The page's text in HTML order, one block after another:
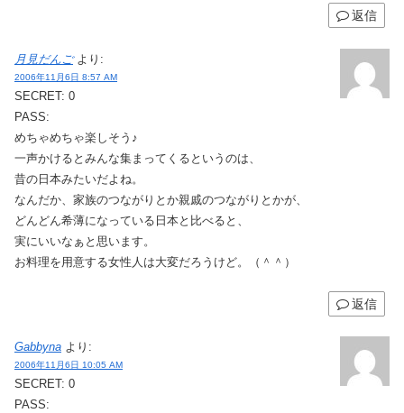
返信
月見だんご より:
2006年11月6日 8:57 AM
SECRET: 0
PASS:
めちゃめちゃ楽しそう♪
一声かけるとみんな集まってくるというのは、
昔の日本みたいだよね。
なんだか、家族のつながりとか親戚のつながりとかが、
どんどん希薄になっている日本と比べると、
実にいいなぁと思います。
お料理を用意する女性人は大変だろうけど。（＾＾）ゞ
返信
Gabbyna より:
2006年11月6日 10:05 AM
SECRET: 0
PASS: